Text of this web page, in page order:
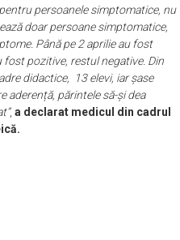
persoanele simptomatice, nu
doar persoane simptomatice,
Până pe 2 aprilie au fost
pozitive, restul negative. Din
didactice, 13 elevi, iar șase
aderență, părintele să-și dea
, a declarat medicul din cadrul